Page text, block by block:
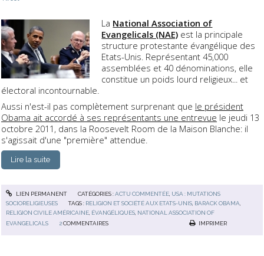
La National Association of
Evangelicals (NAE) est la principale
structure protestante évangélique des
Etats-Unis. Représentant 45,000
assemblées et 40 dénominations, elle
constitue un poids lourd religieux... et
électoral incontournable.
Aussi n'est-il pas complètement surprenant que le président
Obama ait accordé à ses représentants une entrevue le jeudi 13
octobre 2011, dans la Roosevelt Room de la Maison Blanche: il
s'agissait d'une "première" attendue.
Lire la suite
LIEN PERMANENT CATÉGORIES :ACTU COMMENTÉE, USA : MUTATIONS
SOCIORELIGIEUSES
TAGS : RELIGION ET SOCIÉTÉ AUX ETATS-UNIS BARACK OBAMA
RELIGION CIVILE AMÉRICAINE ÉVANGÉLIQUES NATIONAL ASSOCIATION OF
EVANGELICALS
2 COMMENTAIRES IMPRIMER